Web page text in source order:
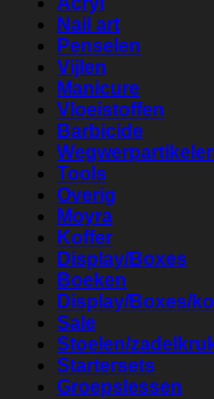
Nail art
Penselen
Vijlen
Manicure
Vloeistoffen
Barbicide
Tools
Overig
Moyra
Koffer
Display/Boxes
Boeken
Display/Boxes/
Sale
Stoelen/
Startersets
Groepslessen